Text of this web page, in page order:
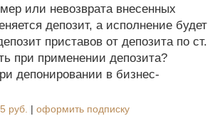
или невозврата внесенных
депозит, а исполнение будет
приставов от депозита по ст.
при применении депозита?
депонировании в бизнес-
руб. | оформить подписку